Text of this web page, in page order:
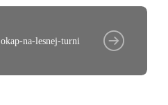
okap-na-lesnej-turni